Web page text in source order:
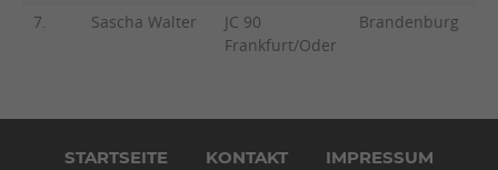
7.
Sascha Walter
JC 90
Frankfurt/Oder
Brandenburg
überspringen
STARTSEITE KONTAKT
IMPRESSUM